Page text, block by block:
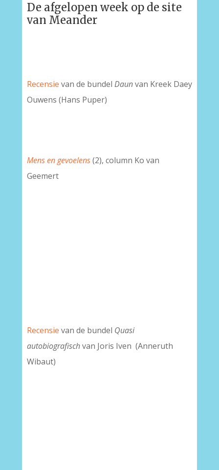
De afgelopen week op de site
van Meander
Recensie van de bundel Daunvan Kreek Daey
Ouwens (Hans Puper)
Mens en gevoelens(2), column Ko van
Geemert
Recensie van de bundel Quasi
autobiografischvan Joris Iven (Anneruth
Wibaut)